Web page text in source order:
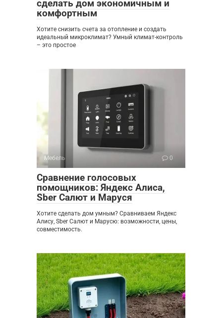
сделать дом экономичным и
комфортным
Хотите снизить счета за отопление и создать
идеальный микроклимат? Умный климат-контроль
– это простое
Мебель 0
Сравнение голосовых
помощников: Яндекс Алиса,
Sber Салют и Маруся
Хотите сделать дом умным? Сравниваем Яндекс
Алису, Sber Салют и Марусю: возможности, цены,
совместимость.